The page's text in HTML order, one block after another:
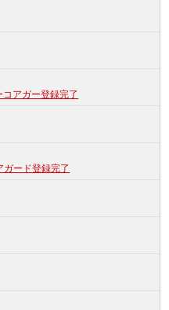
アガー登録完了
ガード登録完了